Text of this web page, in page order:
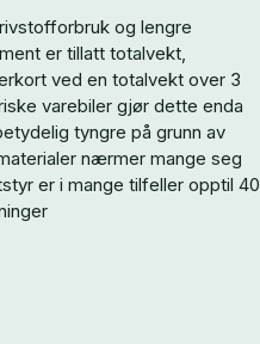
og lengre
er tillatt totalvekt,
ved en totalvekt over 3
varebiler gjør dette enda
tyngre på grunn av
nærmer mange seg
er i mange tilfeller opptil 40